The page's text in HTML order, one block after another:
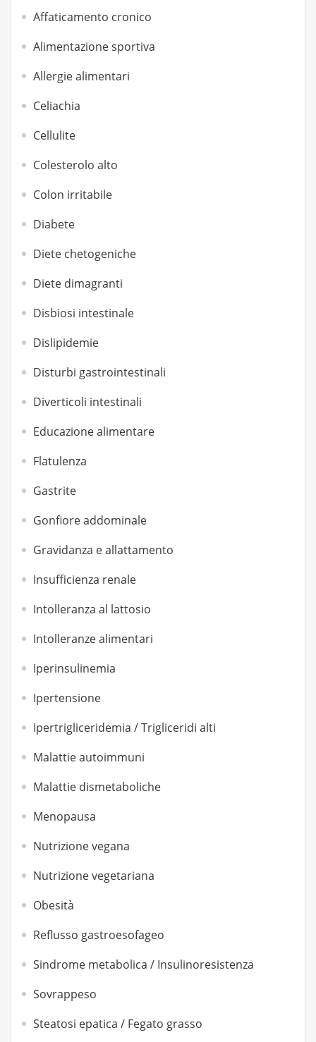
Affaticamento cronico
Alimentazione sportiva
Allergie alimentari
Celiachia
Cellulite
Colesterolo alto
Colon irritabile
Diabete
Diete chetogeniche
Diete dimagranti
Disbiosi intestinale
Dislipidemie
Disturbi gastrointestinali
Diverticoli intestinali
Educazione alimentare
Flatulenza
Gastrite
Gonfiore addominale
Gravidanza e allattamento
Insufficienza renale
Intolleranza al lattosio
Intolleranze alimentari
Iperinsulinemia
Ipertensione
Ipertrigliceridemia / Trigliceridi alti
Malattie autoimmuni
Malattie dismetaboliche
Menopausa
Nutrizione vegana
Nutrizione vegetariana
Obesità
Reflusso gastroesofageo
Sindrome metabolica / Insulinoresistenza
Sovrappeso
Steatosi epatica / Fegato grasso